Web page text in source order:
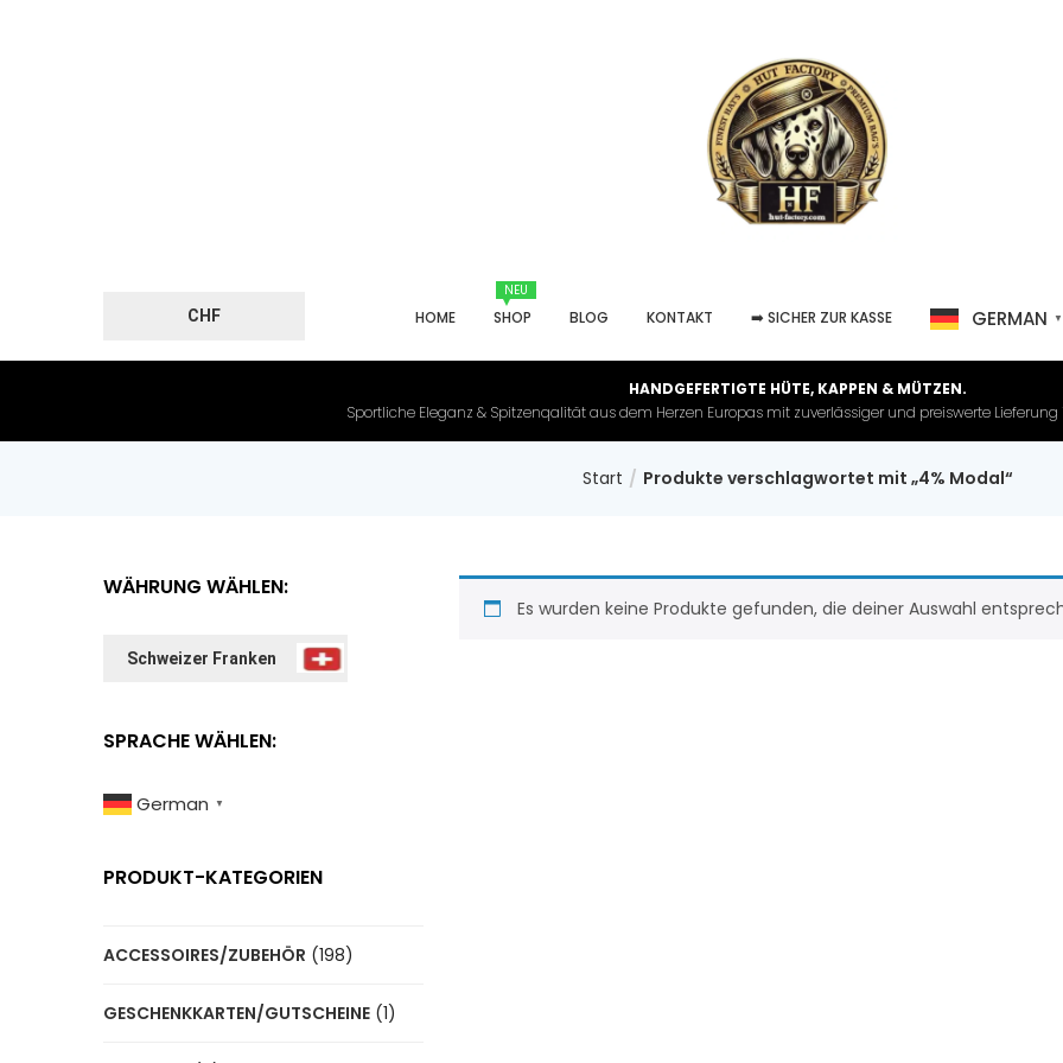
CHF HOME
NEU
SHOP BLOG KONTAKT ➡️ SICHER ZUR KASSE GERMAN ▼
HANDGEFERTIGTE HÜTE, KAPPEN & MÜTZEN.
Sportliche Eleganz & Spitzenqalität aus dem Herzen Europas mit zuverlässiger und preiswerte Lieferung in
Start Produkte verschlagwortet mit „4% Modal“
Es wurden keine Produkte gefunden, die deiner Auswahl
WÄHRUNG WÄHLEN:
Schweizer Franken
SPRACHE WÄHLEN:
German ▼
PRODUKT-KATEGORIEN
ACCESSOIRES/ZUBEHÖR (198)
GESCHENKKARTEN/GUTSCHEINE (1)